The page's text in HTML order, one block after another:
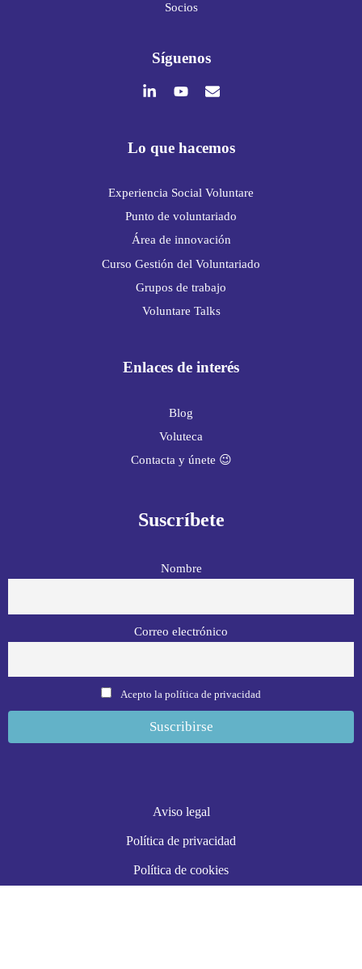
Socios
Síguenos
Lo que hacemos
Experiencia Social Voluntare
Punto de voluntariado
Área de innovación
Curso Gestión del Voluntariado
Grupos de trabajo
Voluntare Talks
Enlaces de interés
Blog
Voluteca
Contacta y únete 😉
Suscríbete
Nombre
Correo electrónico
Acepto la política de privacidad
Aviso legal
Política de privacidad
Política de cookies